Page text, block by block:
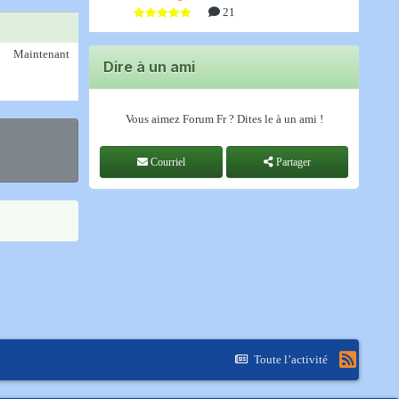
Maintenant
21
Dire à un ami
Vous aimez Forum Fr ? Dites le à un ami !
Courriel Partager
Toute l’activité